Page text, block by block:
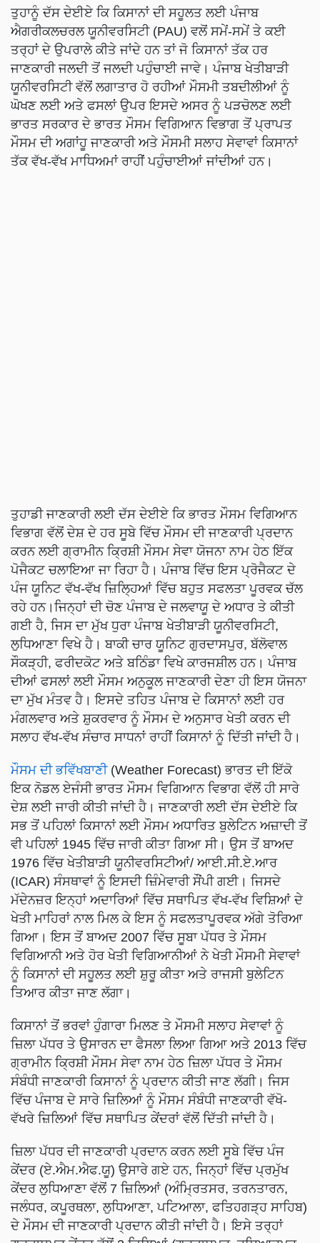
ਤੁਹਾਨੂੰ ਦੱਸ ਦੇਈਏ ਕਿ ਕਿਸਾਨਾਂ ਦੀ ਸਹੂਲਤ ਲਈ ਪੰਜਾਬ
ਐਗਰੀਕਲਚਰਲ ਯੂਨੀਵਰਸਿਟੀ (PAU) ਵਲੋਂ ਸਮੇਂ-ਸਮੇਂ ਤੇ ਕਈ
ਤਰ੍ਹਾਂ ਦੇ ਉਪਰਾਲੇ ਕੀਤੇ ਜਾਂਦੇ ਹਨ ਤਾਂ ਜੋ ਕਿਸਾਨਾਂ ਤੱਕ ਹਰ
ਜਾਣਕਾਰੀ ਜਲਦੀ ਤੋਂ ਜਲਦੀ ਪਹੁੰਚਾਈ ਜਾਵੇ। ਪੰਜਾਬ ਖੇਤੀਬਾੜੀ
ਯੂਨੀਵਰਸਿਟੀ ਵੱਲੋਂ ਲਗਾਤਾਰ ਹੋ ਰਹੀਆਂ ਮੌਸਮੀ ਤਬਦੀਲੀਆਂ ਨੂੰ
ਘੋਖਣ ਲਈ ਅਤੇ ਫਸਲਾਂ ਉਪਰ ਇਸਦੇ ਅਸਰ ਨੂੰ ਪੜਚੋਲਣ ਲਈ
ਭਾਰਤ ਸਰਕਾਰ ਦੇ ਭਾਰਤ ਮੌਸਮ ਵਿਗਿਆਨ ਵਿਭਾਗ ਤੋਂ ਪ੍ਰਾਪਤ
ਮੌਸਮ ਦੀ ਅਗਾਂਹੂ ਜਾਣਕਾਰੀ ਅਤੇ ਮੌਸਮੀ ਸਲਾਹ ਸੇਵਾਵਾਂ ਕਿਸਾਨਾਂ
ਤੱਕ ਵੱਖ-ਵੱਖ ਮਾਧਿਅਮਾਂ ਰਾਹੀਂ ਪਹੁੰਚਾਈਆਂ ਜਾਂਦੀਆਂ ਹਨ।
ਤੁਹਾਡੀ ਜਾਣਕਾਰੀ ਲਈ ਦੱਸ ਦੇਈਏ ਕਿ ਭਾਰਤ ਮੌਸਮ ਵਿਗਿਆਨ
ਵਿਭਾਗ ਵੱਲੋਂ ਦੇਸ਼ ਦੇ ਹਰ ਸੂਬੇ ਵਿੱਚ ਮੌਸਮ ਦੀ ਜਾਣਕਾਰੀ ਪ੍ਰਦਾਨ
ਕਰਨ ਲਈ ਗ੍ਰਾਮੀਨ ਕ੍ਰਿਸ਼ੀ ਮੌਸਮ ਸੇਵਾ ਯੋਜਨਾ ਨਾਮ ਹੇਠ ਇੱਕ
ਪੋਜੈਕਟ ਚਲਾਇਆ ਜਾ ਰਿਹਾ ਹੈ। ਪੰਜਾਬ ਵਿੱਚ ਇਸ ਪ੍ਰੋਜੈਕਟ ਦੇ
ਪੰਜ ਯੂਨਿਟ ਵੱਖ-ਵੱਖ ਜ਼ਿਲ੍ਹਿਆਂ ਵਿੱਚ ਬਹੁਤ ਸਫਲਤਾ ਪੂਰਵਕ ਚੱਲ
ਰਹੇ ਹਨ।ਜਿਨ੍ਹਾਂ ਦੀ ਚੋਣ ਪੰਜਾਬ ਦੇ ਜਲਵਾਯੂ ਦੇ ਅਧਾਰ ਤੇ ਕੀਤੀ
ਗਈ ਹੈ, ਜਿਸ ਦਾ ਮੁੱਖ ਧੁਰਾ ਪੰਜਾਬ ਖੇਤੀਬਾੜੀ ਯੂਨੀਵਰਸਿਟੀ,
ਲੁਧਿਆਣਾ ਵਿਖੇ ਹੈ। ਬਾਕੀ ਚਾਰ ਯੂਨਿਟ ਗੁਰਦਾਸਪੁਰ, ਬੱਲੋਵਾਲ
ਸੌਕੜ੍ਹੀ, ਫਰੀਦਕੋਟ ਅਤੇ ਬਠਿੰਡਾ ਵਿਖੇ ਕਾਰਜਸ਼ੀਲ ਹਨ। ਪੰਜਾਬ
ਦੀਆਂ ਫਸਲਾਂ ਲਈ ਮੌਸਮ ਅਨੁਕੂਲ ਜਾਣਕਾਰੀ ਦੇਣਾ ਹੀ ਇਸ ਯੋਜਨਾ
ਦਾ ਮੁੱਖ ਮੰਤਵ ਹੈ। ਇਸਦੇ ਤਹਿਤ ਪੰਜਾਬ ਦੇ ਕਿਸਾਨਾਂ ਲਈ ਹਰ
ਮੰਗਲਵਾਰ ਅਤੇ ਸ਼ੁਕਰਵਾਰ ਨੂੰ ਮੌਸਮ ਦੇ ਅਨੁਸਾਰ ਖੇਤੀ ਕਰਨ ਦੀ
ਸਲਾਹ ਵੱਖ-ਵੱਖ ਸੰਚਾਰ ਸਾਧਨਾਂ ਰਾਹੀਂ ਕਿਸਾਨਾਂ ਨੂੰ ਦਿੱਤੀ ਜਾਂਦੀ ਹੈ।
ਮੌਸਮ ਦੀ ਭਵਿੱਖਬਾਣੀ(Weather Forecast) ਭਾਰਤ ਦੀ ਇੱਕੋ
ਇਕ ਨੋਡਲ ਏਜੰਸੀ ਭਾਰਤ ਮੌਸਮ ਵਿਗਿਆਨ ਵਿਭਾਗ ਵੱਲੋਂ ਹੀ ਸਾਰੇ
ਦੇਸ਼ ਲਈ ਜਾਰੀ ਕੀਤੀ ਜਾਂਦੀ ਹੈ। ਜਾਣਕਾਰੀ ਲਈ ਦੱਸ ਦੇਈਏ ਕਿ
ਸਭ ਤੋਂ ਪਹਿਲਾਂ ਕਿਸਾਨਾਂ ਲਈ ਮੌਸਮ ਅਧਾਰਿਤ ਬੁਲੇਟਿਨ ਅਜ਼ਾਦੀ ਤੋਂ
ਵੀ ਪਹਿਲਾਂ 1945 ਵਿੱਚ ਜਾਰੀ ਕੀਤਾ ਗਿਆ ਸੀ। ਉਸ ਤੋਂ ਬਾਅਦ
1976 ਵਿੱਚ ਖੇਤੀਬਾੜੀ ਯੂਨੀਵਰਸਿਟੀਆਂ/ ਆਈ.ਸੀ.ਏ.ਆਰ
(ICAR) ਸੰਸਥਾਵਾਂ ਨੂੰ ਇਸਦੀ ਜ਼ਿੰਮੇਵਾਰੀ ਸੌਂਪੀ ਗਈ। ਜਿਸਦੇ
ਮੱਦੇਨਜ਼ਰ ਇਨ੍ਹਾਂ ਅਦਾਰਿਆਂ ਵਿੱਚ ਸਥਾਪਿਤ ਵੱਖ-ਵੱਖ ਵਿਸ਼ਿਆਂ ਦੇ
ਖੇਤੀ ਮਾਹਿਰਾਂ ਨਾਲ ਮਿਲ ਕੇ ਇਸ ਨੂੰ ਸਫਲਤਾਪੂਰਵਕ ਅੱਗੇ ਤੋਰਿਆ
ਗਿਆ। ਇਸ ਤੋਂ ਬਾਅਦ 2007 ਵਿੱਚ ਸੂਬਾ ਪੱਧਰ ਤੇ ਮੌਸਮ
ਵਿਗਿਆਨੀ ਅਤੇ ਹੋਰ ਖੇਤੀ ਵਿਗਿਆਨੀਆਂ ਨੇ ਖੇਤੀ ਮੌਸਮੀ ਸੇਵਾਵਾਂ
ਨੂੰ ਕਿਸਾਨਾਂ ਦੀ ਸਹੂਲਤ ਲਈ ਸ਼ੁਰੂ ਕੀਤਾ ਅਤੇ ਰਾਜਸੀ ਬੁਲੇਟਿਨ
ਤਿਆਰ ਕੀਤਾ ਜਾਣ ਲੱਗਾ।
ਕਿਸਾਨਾਂ ਤੋਂ ਭਰਵਾਂ ਹੁੰਗਾਰਾ ਮਿਲਣ ਤੇ ਮੌਸਮੀ ਸਲਾਹ ਸੇਵਾਵਾਂ ਨੂੰ
ਜ਼ਿਲਾ ਪੱਧਰ ਤੇ ਉਸਾਰਨ ਦਾ ਫੈਸਲਾ ਲਿਆ ਗਿਆ ਅਤੇ 2013 ਵਿੱਚ
ਗ੍ਰਾਮੀਨ ਕ੍ਰਿਸ਼ੀ ਮੌਸਮ ਸੇਵਾ ਨਾਮ ਹੇਠ ਜ਼ਿਲਾ ਪੱਧਰ ਤੇ ਮੌਸਮ
ਸੰਬੰਧੀ ਜਾਣਕਾਰੀ ਕਿਸਾਨਾਂ ਨੂੰ ਪ੍ਰਦਾਨ ਕੀਤੀ ਜਾਣ ਲੱਗੀ। ਜਿਸ
ਵਿੱਚ ਪੰਜਾਬ ਦੇ ਸਾਰੇ ਜ਼ਿਲਿਆਂ ਨੂੰ ਮੌਸਮ ਸੰਬੰਧੀ ਜਾਣਕਾਰੀ ਵੱਖੋ-
ਵੱਖਰੇ ਜ਼ਿਲਿਆਂ ਵਿੱਚ ਸਥਾਪਿਤ ਕੇਂਦਰਾਂ ਵੱਲੋਂ ਦਿੱਤੀ ਜਾਂਦੀ ਹੈ।
ਜ਼ਿਲਾ ਪੱਧਰ ਦੀ ਜਾਣਕਾਰੀ ਪ੍ਰਦਾਨ ਕਰਨ ਲਈ ਸੂਬੇ ਵਿੱਚ ਪੰਜ
ਕੇਂਦਰ (ਏ.ਐਮ.ਐਫ.ਯੂ) ਉਸਾਰੇ ਗਏ ਹਨ, ਜਿਨ੍ਹਾਂ ਵਿੱਚ ਪ੍ਰਮੁੱਖ
ਕੇਂਦਰ ਲੁਧਿਆਣਾ ਵੱਲੋਂ 7 ਜ਼ਿਲਿਆਂ (ਅੰਮ੍ਰਿਤਸਰ, ਤਰਨਤਾਰਨ,
ਜਲੰਧਰ, ਕਪੂਰਥਲਾ, ਲੁਧਿਆਣਾ, ਪਟਿਆਲਾ, ਫਤਿਹਗੜ੍ਹ ਸਾਹਿਬ)
ਦੇ ਮੌਸਮ ਦੀ ਜਾਣਕਾਰੀ ਪ੍ਰਦਾਨ ਕੀਤੀ ਜਾਂਦੀ ਹੈ। ਇਸੇ ਤਰ੍ਹਾਂ